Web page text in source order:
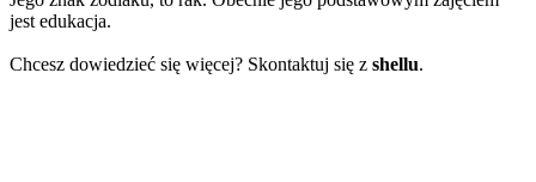
jest edukacja.
Chcesz dowiedzieć się więcej? Skontaktuj się z shellu.